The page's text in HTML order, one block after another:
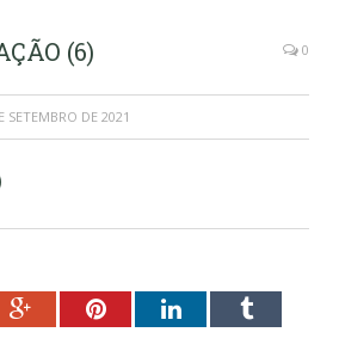
(6) 0
SETEMBRO DE 2021
Google+PinterestLinkedInTumblr